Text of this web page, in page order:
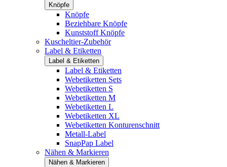
Knöpfe
Knöpfe
Beziehbare Knöpfe
Kunststoff Knöpfe
Kuscheltier-Zubehör
Label & Etiketten
Label & Etiketten
Label & Etiketten
Webetiketten Sets
Webetiketten S
Webetiketten M
Webetiketten L
Webetiketten XL
Webetiketten Konturenschnitt
Metall-Label
SnapPap Label
Nähen & Markieren
Nähen & Markieren